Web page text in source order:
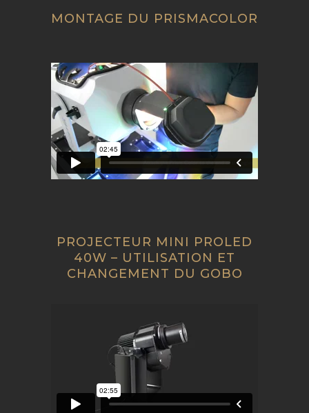
MONTAGE DU PRISMACOLOR
PROJECTEUR MINI PROLED
40W – UTILISATION ET
CHANGEMENT DU GOBO